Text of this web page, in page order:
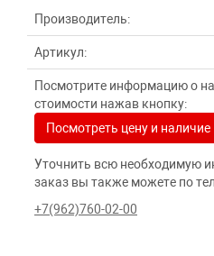
Производитель:
Артикул:
Посмотрите информацию о
стоимости нажав кнопку:
Посмотреть цену и наличие
Уточнить всю необходимую
заказ вы также можете по
+7(962)760-02-00